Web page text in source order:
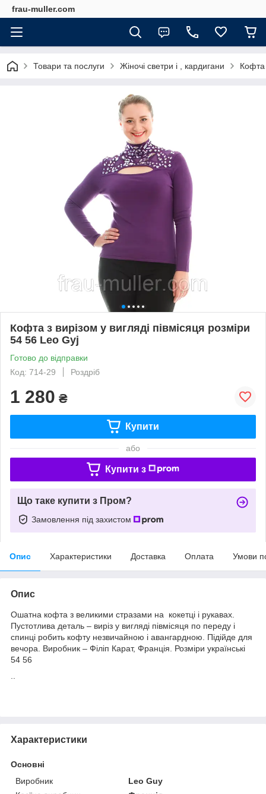
frau-muller.com
Товари та послуги Жіночі светри і , кардигани Кофта
Кофта з вирізом у вигляді півмісяця розміри
54 56 Leo Gyj
Готово до відправки
Код: 714-29
Роздріб
1 280 ₴
Купити
або
Купити з
Що таке купити з Пром?
Замовлення під захистом
Опис Характеристики Доставка Оплата Умови
Опис
Ошатна кофта з великими стразами на кокетці і рукавах.
Пустотлива деталь – виріз у вигляді півмісяця по переду і
спинці робить кофту незвичайною і авангардною. Підійде для
вечора. Виробник – Філіп Карат, Франція. Розміри українські
54 56
Характеристики
Основні
Виробник
Leo Guy